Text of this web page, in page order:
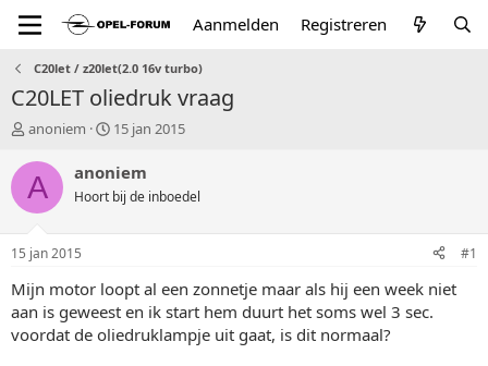
Aanmelden Registreren
C20let / z20let(2.0 16v turbo)
C20LET oliedruk vraag
T
p
i
t
a
r
t
e
r
anoniem
S
a
r
t
u
m
15 jan 2015
A anoniem
Hoort bij de inboedel
15 jan 2015 #1
Mijn motor loopt al een zonnetje maar als hij een week niet
aan is geweest en ik start hem duurt het soms wel 3 sec.
voordat de oliedruklampje uit gaat, is dit normaal?